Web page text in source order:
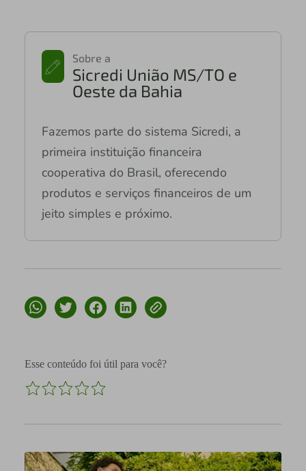
Sobre a
Sicredi União MS/TO e
Oeste da Bahia
Fazemos parte do sistema Sicredi, a
primeira instituição financeira
cooperativa do Brasil, oferecendo
produtos e serviços financeiros de um
jeito simples e próximo.
Esse conteúdo foi útil para você?